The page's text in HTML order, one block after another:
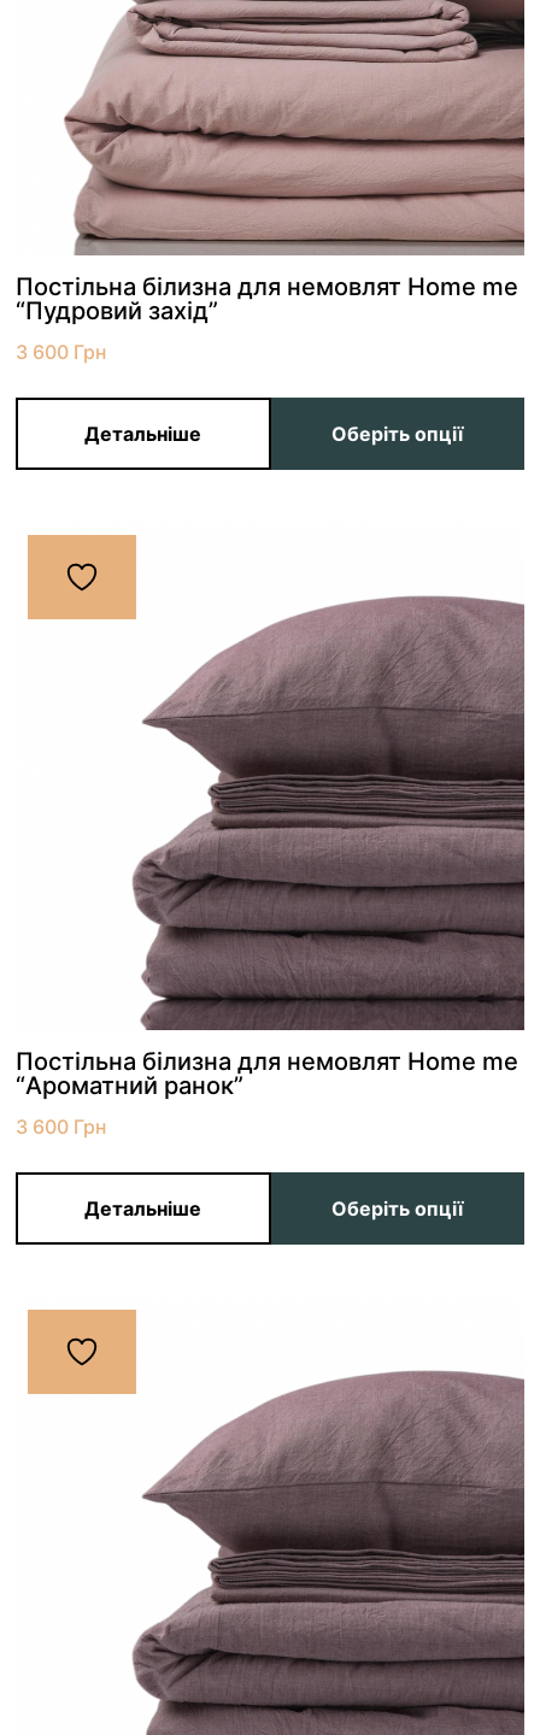
Постільна білизна для немовлят Home me
“Пудровий захід”
3 600 Грн
Детальніше Оберіть опції
Постільна білизна для немовлят Home me
“Ароматний ранок”
3 600 Грн
Детальніше Оберіть опції